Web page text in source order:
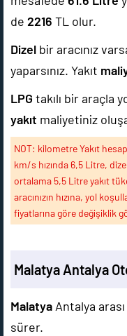
de 2216 TL olur.
Dizel bir aracınız
yaparsınız. Yakıt
LPG takılı bir araçla
yakıt maliyetiniz
NOT: kilometre Yakıt
km/s hızında 6,5 Litre,
ortalama 5,5 Litre yakıt
aracınızın hızına, yol
fiyatlarına göre değişiklik
Malatya Antalya
Malatya Antalya arası
sürer.